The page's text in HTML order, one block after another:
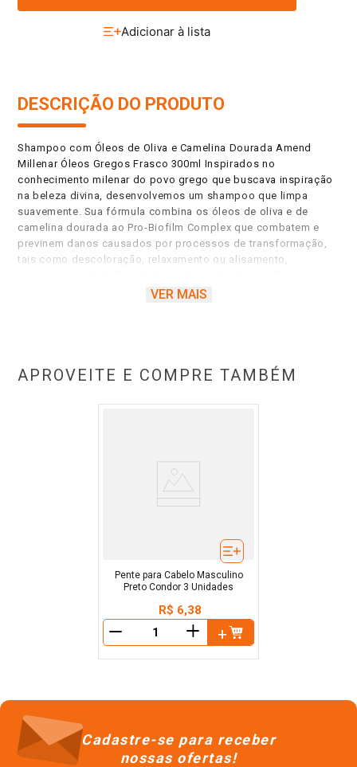
DESCRIÇÃO DO PRODUTO
Shampoo com Óleos de Oliva e Camelina Dourada Amend
Millenar Óleos Gregos Frasco 300ml Inspirados no
conhecimento milenar do povo grego que buscava inspiração
na beleza divina, desenvolvemos um shampoo que limpa
suavemente. Sua fórmula combina os óleos de oliva e de
camelina dourada ao Pro-Biofilm Complex que combatem e
previnem danos causados por processos de transformação,
tais como descoloração, relaxamento ou alisamento,
atuando na reparação dos danos da fibra capilar. Livre de
VER MAIS
APROVEITE E COMPRE TAMBÉM
Pente para Cabelo Masculino
Preto Condor 3 Unidades
R$ 6,38
＋
Cadastre-se para receber
nossas ofertas!